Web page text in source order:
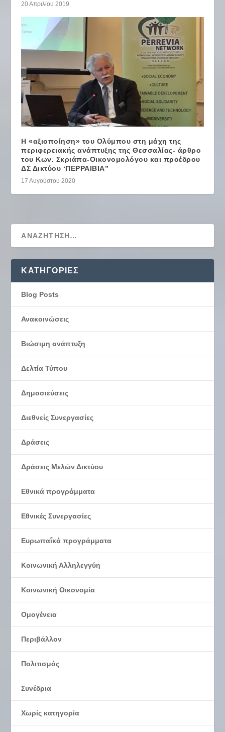
20 Απριλίου 2019
Η «αξιοποίηση» του Ολύμπου στη μάχη της
περιφερειακής ανάπτυξης της Θεσσαλίας- άρθρο
του Κων. Σκριάπα-Οικονομολόγου και προέδρου
ΔΣ Δικτύου ‘ΠΕΡΡΑΙΒΙΑ”
17 Αυγούστου 2020
KΑΤΗΓΟΡΊΕΣ
Blog Posts
Ανακοινώσεις
Βιώσιμη ανάπτυξη
Δελτία Τύπου
Δημοσιεύσεις
Διεθνείς Συνεργασίες
Δράσεις
Δράσεις Μελών Δικτύου
Εθνικά προγράμματα
Εθνικές Συνεργασίες
Ευρωπαΐκά προγράμματα
Κοινωνική Αλληλεγγύη
Κοινωνική Οικονομία
Ομογένεια
Περιβάλλον
Πολιτισμός
Συνέδρια
Χωρίς κατηγορία